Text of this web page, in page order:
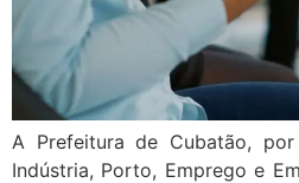
A Prefeitura de Cubatão,
Indústria, Porto, Emprego e